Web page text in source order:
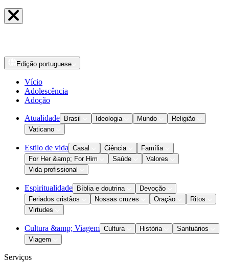
Edição portuguese
Vício
Adolescência
Adoção
Atualidade Brasil Ideologia Mundo
Religião
Vaticano
Estilo de vida Casal Ciência
Família
For Her &amp; For Him
Saúde
Valores
Vida profissional
Espiritualidade Bíblia e doutrina
Devoção
Feriados cristãos
Nossas cruzes Oração
Ritos
Virtudes
Cultura &amp; Viagem Cultura História
Santuários
Viagem
Serviços